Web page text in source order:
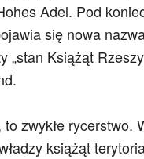
Adel. Pod
się nowa
„stan Książąt
zwykłe rycerstwo.
książąt